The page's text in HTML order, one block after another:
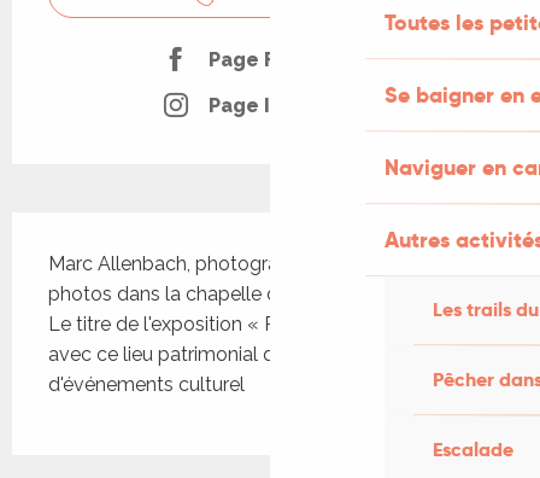
Toutes les
Se baigner en
Naviguer en
Autres
Les trails
Pêcher
Escalade
Page Facebook
Page Instagram
Marc Allenbach, photographe, installera ses
photos dans la chapelle de l'église du XVe siècle.
Le titre de l'exposition « Patrimoines » fait écho
avec ce lieu patrimonial qui a accueilli beaucoup
d'événements culturel